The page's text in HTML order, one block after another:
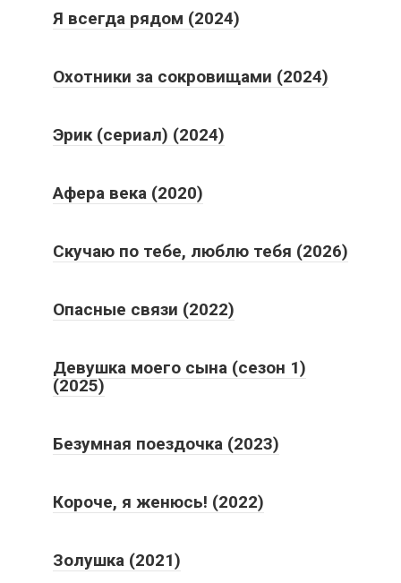
Я всегда рядом (2024)
Охотники за сокровищами (2024)
Эрик (сериал) (2024)
Афера века (2020)
Скучаю по тебе, люблю тебя (2026)
Опасные связи (2022)
Девушка моего сына (сезон 1)
(2025)
Безумная поездочка (2023)
Короче, я женюсь! (2022)
Золушка (2021)